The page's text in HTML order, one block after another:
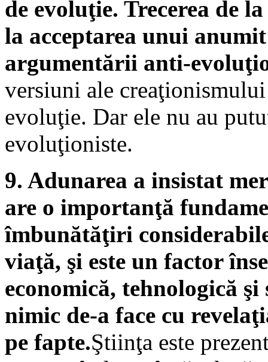
de evoluţie. Trecerea de
la acceptarea unui
argumentării anti-
versiuni ale
evoluţie. Dar ele nu au
evoluţioniste.
9. Adunarea a insistat
are o importanţă
îmbunătăţiri
viaţă, şi este un factor
economică, tehnologică
nimic de-a face cu
pe fapte.Ştiinţa este